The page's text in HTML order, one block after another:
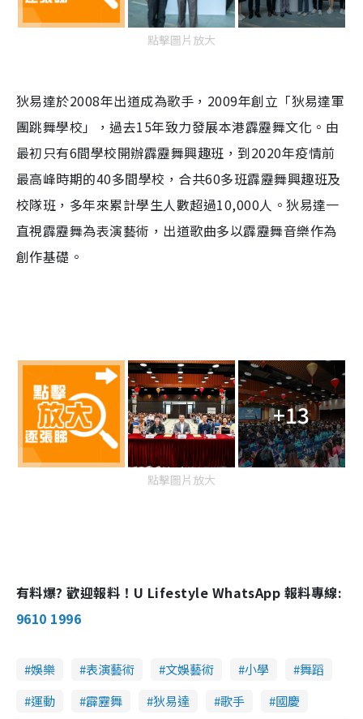
點擊圖片放大
狄易達於2008年出道成為歌手，2009年創立「狄易達軍
團跳舞學校」，過去15年致力發展本港霹靂舞文化。由
最初只有6間學校開辦霹靂舞興趣班，到2020年疫情前
最高峰時期的40多間學校，合共60多班霹靂舞興趣班及
校隊班，多年來累計學生人數超過10,000人。狄易達一
直視霹靂舞為表演藝術，出道歌曲多以霹靂舞音樂作為
創作基礎。
+13
點擊圖片放大
有料爆? 歡迎報料！U Lifestyle WhatsApp 報料專線:
9610 1996
娛樂 表演藝術 文娛藝術 小學
舞蹈
運動
霹靂舞 狄易達 歌手 國慶